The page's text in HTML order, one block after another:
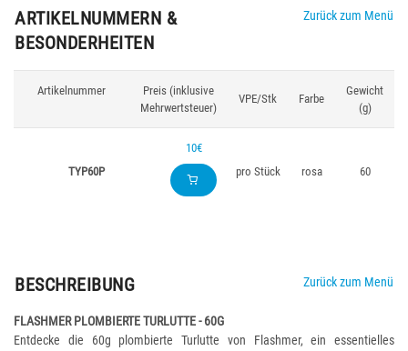
ARTIKELNUMMERN &
BESONDERHEITEN
Zurück zum Menü
Artikelnummer
Preis (inklusive
Mehrwertsteuer)
VPE/Stk Farbe
Gewicht
(g)
TYP60P
10€
pro Stück
rosa 60
BESCHREIBUNG Zurück zum Menü
FLASHMER PLOMBIERTE TURLUTTE - 60G
Entdecke die 60g plombierte Turlutte von Flashmer, ein essentielles